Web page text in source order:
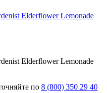
Elderflower Lemonade
Elderflower Lemonade
по 8 (800) 350 29 40